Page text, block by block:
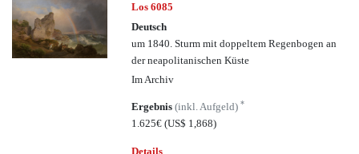
Los 6085
Deutsch
um 1840. Sturm mit doppeltem Regenbogen an
der neapolitanischen Küste
Im Archiv
Ergebnis(inkl. Aufgeld)*
1.625€(US$ 1,868)
Details